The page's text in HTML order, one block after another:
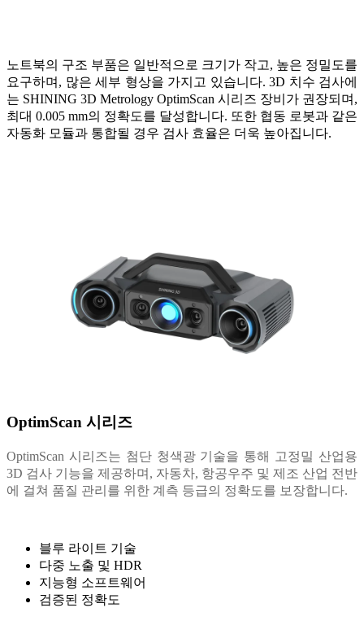
노트북의 구조 부품은 일반적으로 크기가 작고, 높은 정밀도를
요구하며, 많은 세부 형상을 가지고 있습니다. 3D 치수 검사에
는 SHINING 3D Metrology OptimScan 시리즈 장비가 권장되며,
최대 0.005 mm의 정확도를 달성합니다. 또한 협동 로봇과 같은
자동화 모듈과 통합될 경우 검사 효율은 더욱 높아집니다.
OptimScan 시리즈
OptimScan 시리즈는 첨단 청색광 기술을 통해 고정밀 산업용
3D 검사 기능을 제공하며, 자동차, 항공우주 및 제조 산업 전반
에 걸쳐 품질 관리를 위한 계측 등급의 정확도를 보장합니다.
블루 라이트 기술
다중 노출 및 HDR
지능형 소프트웨어
검증된 정확도